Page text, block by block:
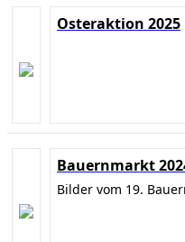
Osteraktion 2025
Bauernmarkt
Bilder vom 19.